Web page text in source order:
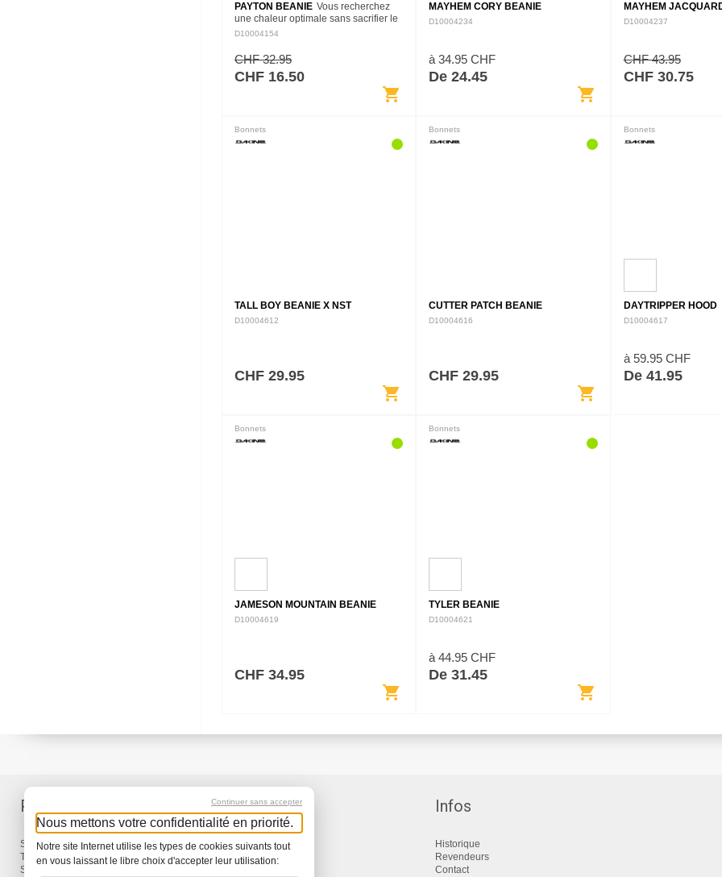
PAYTON BEANIE Vous recherchez
une chaleur optimale sans sacrifier le
style ? Le Payton beanie offre les
polyester recyclé et…
D10004154
CHF 32.95
CHF 16.50
shopping_cart
MAYHEM CORY BEANIE
D10004234
à 34.95 CHF
De 24.45
shopping_cart
MAYHEM
D10004237
CHF 43.95
CHF 30.75
Bonnets
TALL BOY BEANIE X NST
D10004612
CHF 29.95
shopping_cart
Bonnets
CUTTER PATCH BEANIE
D10004616
CHF 29.95
shopping_cart
Bonnets
DAYTRIPPER HOOD
D10004617
à 59.95 CHF
De 41.95
Bonnets
JAMESON MOUNTAIN BEANIE
D10004619
CHF 34.95
shopping_cart
Bonnets
TYLER BEANIE
D10004621
à 44.95 CHF
De 31.45
shopping_cart
Produits
Sacs à dos et Sacs
Travel
Snow
Services
Livraison
Garantie
Infos
Historique
Revendeurs
Contact
Continuer sans accepter
Nous mettons votre confidentialité en priorité.
Notre site Internet utilise les types de cookies suivants tout
en vous laissant le libre choix d'accepter leur utilisation: